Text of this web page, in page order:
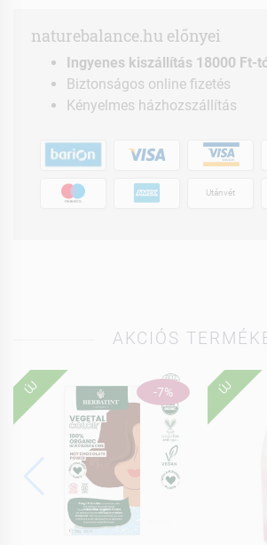
naturebalance.hu előnyei
Ingyenes kiszállítás 18000 Ft-
Biztonságos online fizetés
Kényelmes házhozszállítás
Utánvét
AKCIÓS
-7%
ÚJ ÚJ